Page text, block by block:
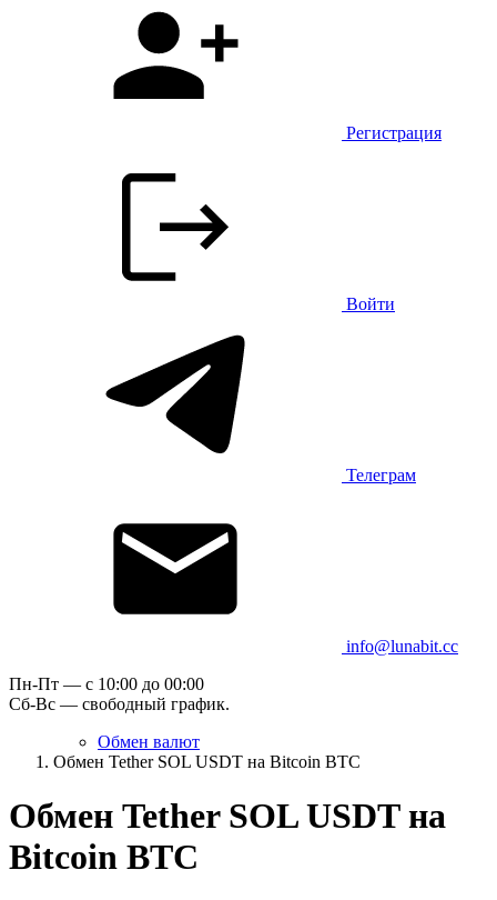
Регистрация
Войти
Телеграм
info@lunabit.cc
Пн-Пт — c 10:00 до 00:00
Сб-Вс — свободный график.
Обмен валют
Обмен Tether SOL USDT на Bitcoin BTC
Обмен Tether SOL USDT на
Bitcoin BTC